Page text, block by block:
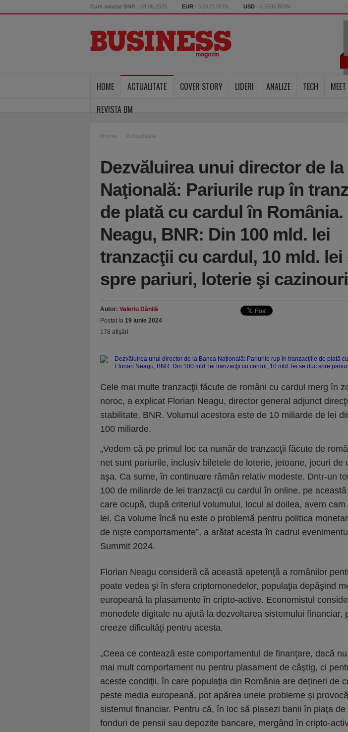
Curs valutar BNR - 08.08.2026 EUR - 5.2473 RON USD - 4.5595 RON
HOME ACTUALITATE COVER STORY LIDERI ANALIZE TECH
REVISTA BM
Home Actualitate
Dezvăluirea unui director de
Naţională: Pariurile rup în
de plată cu cardul în
Neagu, BNR: Din 100 mld. lei
tranzacţii cu cardul, 10 mld. lei
spre pariuri, loterie şi cazinouri
Autor: Valeriu Dănilă
Postat la 19 iunie 2024
178 afişări
Cele mai multe tranzacţii făcute de români cu cardul merg în
noroc, a explicat Florian Neagu, director general adjunct
stabilitate, BNR. Volumul acestora este de 10 miliarde de lei
100 miliarde.
„Vedem că pe primul loc ca număr de tranzacţii făcute de
net sunt pariurile, inclusiv biletele de loterie, jetoane, jocuri de
aşa. Ca sume, în continuare rămân relativ modeste. Dntr-un
100 de miliarde de lei tranzacţii cu cardul în online, pe
care ocupă, după criteriul volumului, locul al doilea, avem
lei. Ca volume încă nu este o problemă pentru politica
de nişte comportamente”, a arătat acesta în cadrul
Summit 2024.
Florian Neagu consideră că această apetenţă a românilor
poate vedea şi în sfera criptomonedelor, populaţia depăşind
europeană la plasamente în cripto-active. Economistul
monedele digitale nu ajută la dezvoltarea sistemului financiar,
creeze dificultăţi pentru acesta.
„Ceea ce contează este comportamentul de finanţare, dacă
mai mult comportament nu pentru plasament de câştig, ci
aceste condiţii, în care populaţia din România are deţineri de
peste media europeană, pot apărea unele probleme şi
sistemul financiar. Pentru că, în loc să plasezi banii în piaţa
fonduri de pensii sau depozite bancare, mergând în cripto-